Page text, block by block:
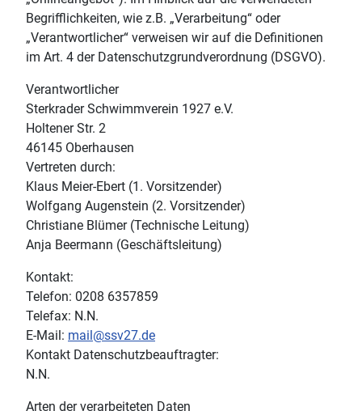
Begrifflichkeiten, wie z.B. „Verarbeitung“ oder
„Verantwortlicher“ verweisen wir auf die Definitionen
im Art. 4 der Datenschutzgrundverordnung (DSGVO).
Verantwortlicher
Sterkrader Schwimmverein 1927 e.V.
Holtener Str. 2
46145 Oberhausen
Vertreten durch:
Klaus Meier-Ebert (1. Vorsitzender)
Wolfgang Augenstein (2. Vorsitzender)
Christiane Blümer (Technische Leitung)
Anja Beermann (Geschäftsleitung)
Kontakt:
Telefon: 0208 6357859
Telefax: N.N.
E-Mail: mail@ssv27.de
Kontakt Datenschutzbeauftragter:
N.N.
Arten der verarbeiteten Daten